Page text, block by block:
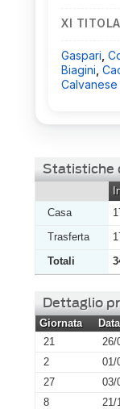
XI
Gaspari
Biagini
Calvanese
Statistiche
Casa
Trasferta
Totali
Dettaglio
Giornata Data
21
26/
2
01/
27
03/
8
21/